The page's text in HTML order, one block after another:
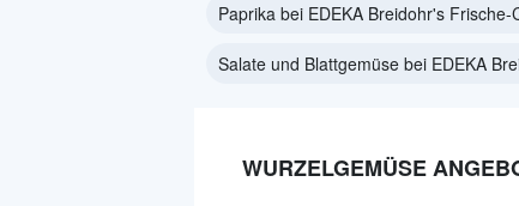
Paprika bei EDEKA Breidohr's Frische-
Salate und Blattgemüse bei EDEKA
WURZELGEMÜSE